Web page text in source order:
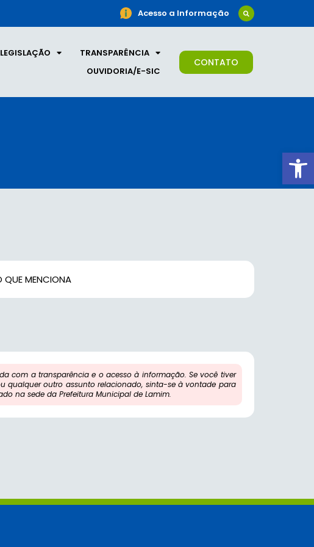
Acesso a Informação
LEGISLAÇÃO
TRANSPARÊNCIA
OUVIDORIA/E-SIC
CONTATO
QUE MENCIONA
com a transparência e o acesso à informação. Se você tiver
qualquer outro assunto relacionado, sinta-se à vontade para
na sede da Prefeitura Municipal de Lamim.